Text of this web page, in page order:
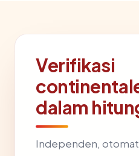
Verifikasi
dalam
Independen,